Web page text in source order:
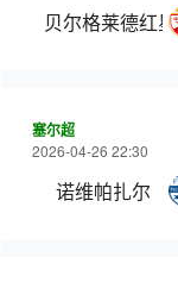
贝尔格莱德红星
塞尔超
2026-04-26 22:30
诺维帕扎尔